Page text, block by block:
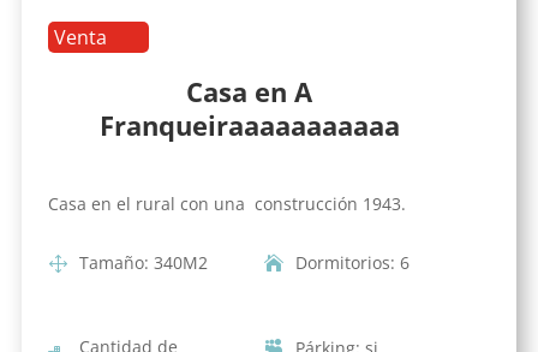
Venta
Casa en A
Franqueiraaaaaaaaaaa
Casa en el rural con una construcción 1943.
Tamaño: 340M2 Dormitorios: 6
Cantidad de